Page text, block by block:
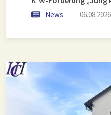
News 06.08.2026